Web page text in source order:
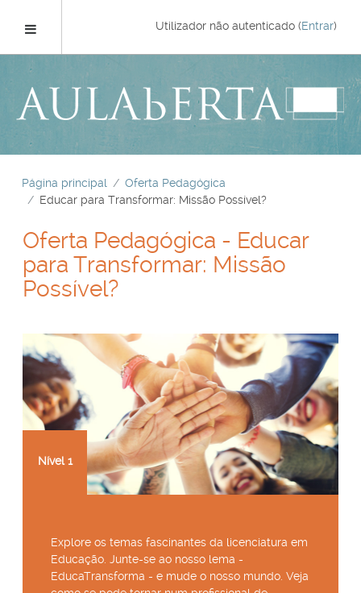
conteúdo
principal
Utilizador não autenticado (Entrar)
Página principal
Oferta Pedagógica
Educar para Transformar: Missão Possível?
Oferta Pedagógica - Educar
para Transformar: Missão
Possível?
Nível1
Explore os temas fascinantes da licenciatura em
Educação. Junte-se ao nosso lema -
EducaTransforma - e mude o nosso mundo. Veja